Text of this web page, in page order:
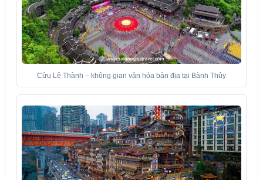
Cửu Lê Thành – không gian văn hóa bản địa tại Bành Thủy